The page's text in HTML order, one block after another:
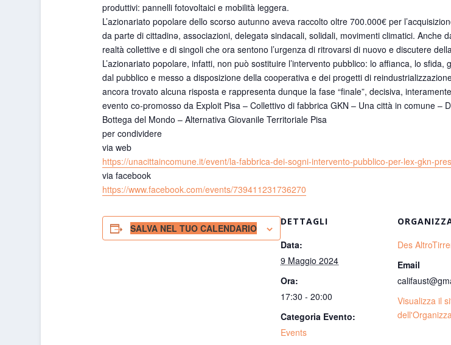
produttivi: pannelli fotovoltaici e mobilità leggera.
L’azionariato popolare dello scorso autunno aveva raccolto oltre 700.000€ per
da parte di cittadinə, associazioni, delegatə sindacali, solidali, movimenti climatici. Anche
realtà collettive e di singoli che ora sentono l’urgenza di ritrovarsi di nuovo e discutere
L’azionariato popolare, infatti, non può sostituire l’intervento pubblico: lo affianca, lo
dal pubblico e messo a disposizione della cooperativa e dei progetti di
ancora trovato alcuna risposta e rappresenta dunque la fase “finale”, decisiva,
evento co-promosso da Exploit Pisa – Collettivo di fabbrica GKN – Una città in comune –
Bottega del Mondo – Alternativa Giovanile Territoriale Pisa
per condividere
via web
https://unacittaincomune.it/event/la-fabbrica-dei-sogni-intervento-pubblico-per-lex-gkn-
via facebook
https://www.facebook.com/events/739411231736270
SALVA NEL TUO CALENDARIO
DETTAGLI
Data:
9 Maggio 2024
Ora:
17:30 - 20:00
Categoria Evento:
Events
Des
Email
Visualizza il